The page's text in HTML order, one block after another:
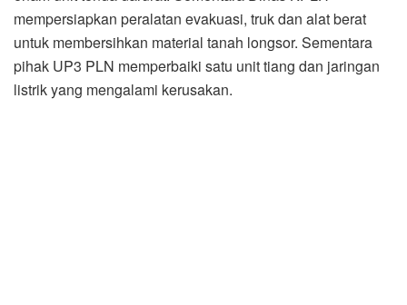
mempersiapkan peralatan evakuasi, truk dan alat berat
untuk membersihkan material tanah longsor. Sementara
pihak UP3 PLN memperbaiki satu unit tiang dan jaringan
listrik yang mengalami kerusakan.